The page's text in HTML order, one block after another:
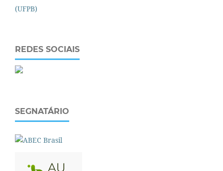
REDES SOCIAIS
SEGNATÁRIO